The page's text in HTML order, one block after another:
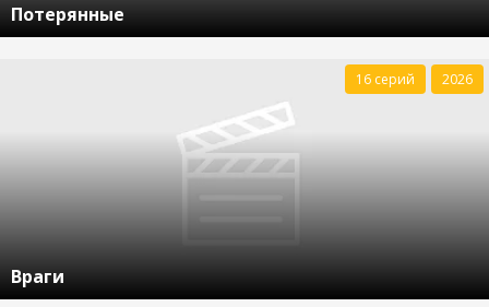
Потерянные
Враги
16 серий 2026